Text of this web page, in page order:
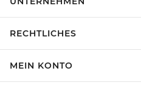
RECHTLICHES
MEIN KONTO